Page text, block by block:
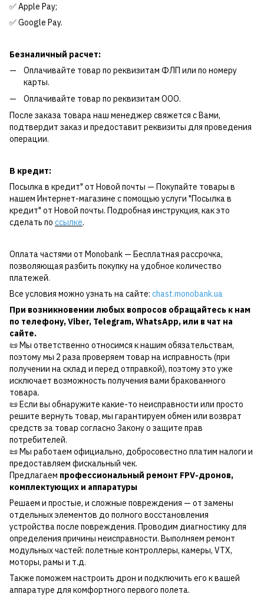
✅ Apple Pay;
✅ Google Pay.
Безналичный расчет:
Оплачивайте товар по реквизитам ФЛП или по номеру
карты.
Оплачивайте товар по реквизитам ООО.
После заказа товара наш менеджер свяжется с Вами,
подтвердит заказ и предоставит реквизиты для проведения
операции.
В кредит:
Посылка в кредит" от Новой почты — Покупайте товары в
нашем Интернет-магазине с помощью услуги "Посылка в
кредит" от Новой почты. Подробная инструкция, как это
сделать по ссылке.
Оплата частями от Monobank — Бесплатная рассрочка,
позволяющая разбить покупку на удобное количество
платежей.
Все условия можно узнать на сайте: chast.monobank.ua
При возникновении любых вопросов обращайтесь к нам
по телефону,Viber, Telegram,WhatsApp, или в чат на
сайте.
📜 Мы ответственно относимся к нашим обязательствам,
поэтому мы 2 раза проверяем товар на исправность (при
получении на склад и перед отправкой), поэтому это уже
исключает возможность получения вами бракованного
товара.
📜 Если вы обнаружите какие-то неисправности или просто
решите вернуть товар, мы гарантируем обмен или возврат
средств за товар согласно Закону о защите прав
потребителей.
📜 Мы работаем официально, добросовестно платим налоги и
предоставляем фискальный чек.
Предлагаем профессиональный ремонт FPV-дронов,
комплектующих и аппаратуры
Решаем и простые, и сложные повреждения — от замены
отдельных элементов до полного восстановления
устройства после повреждения. Проводим диагностику для
определения причины неисправности. Выполняем ремонт
модульных частей: полетные контроллеры, камеры, VTX,
моторы, рамы и т.д.
Также поможем настроить дрон и подключить его к вашей
аппаратуре для комфортного первого полета.